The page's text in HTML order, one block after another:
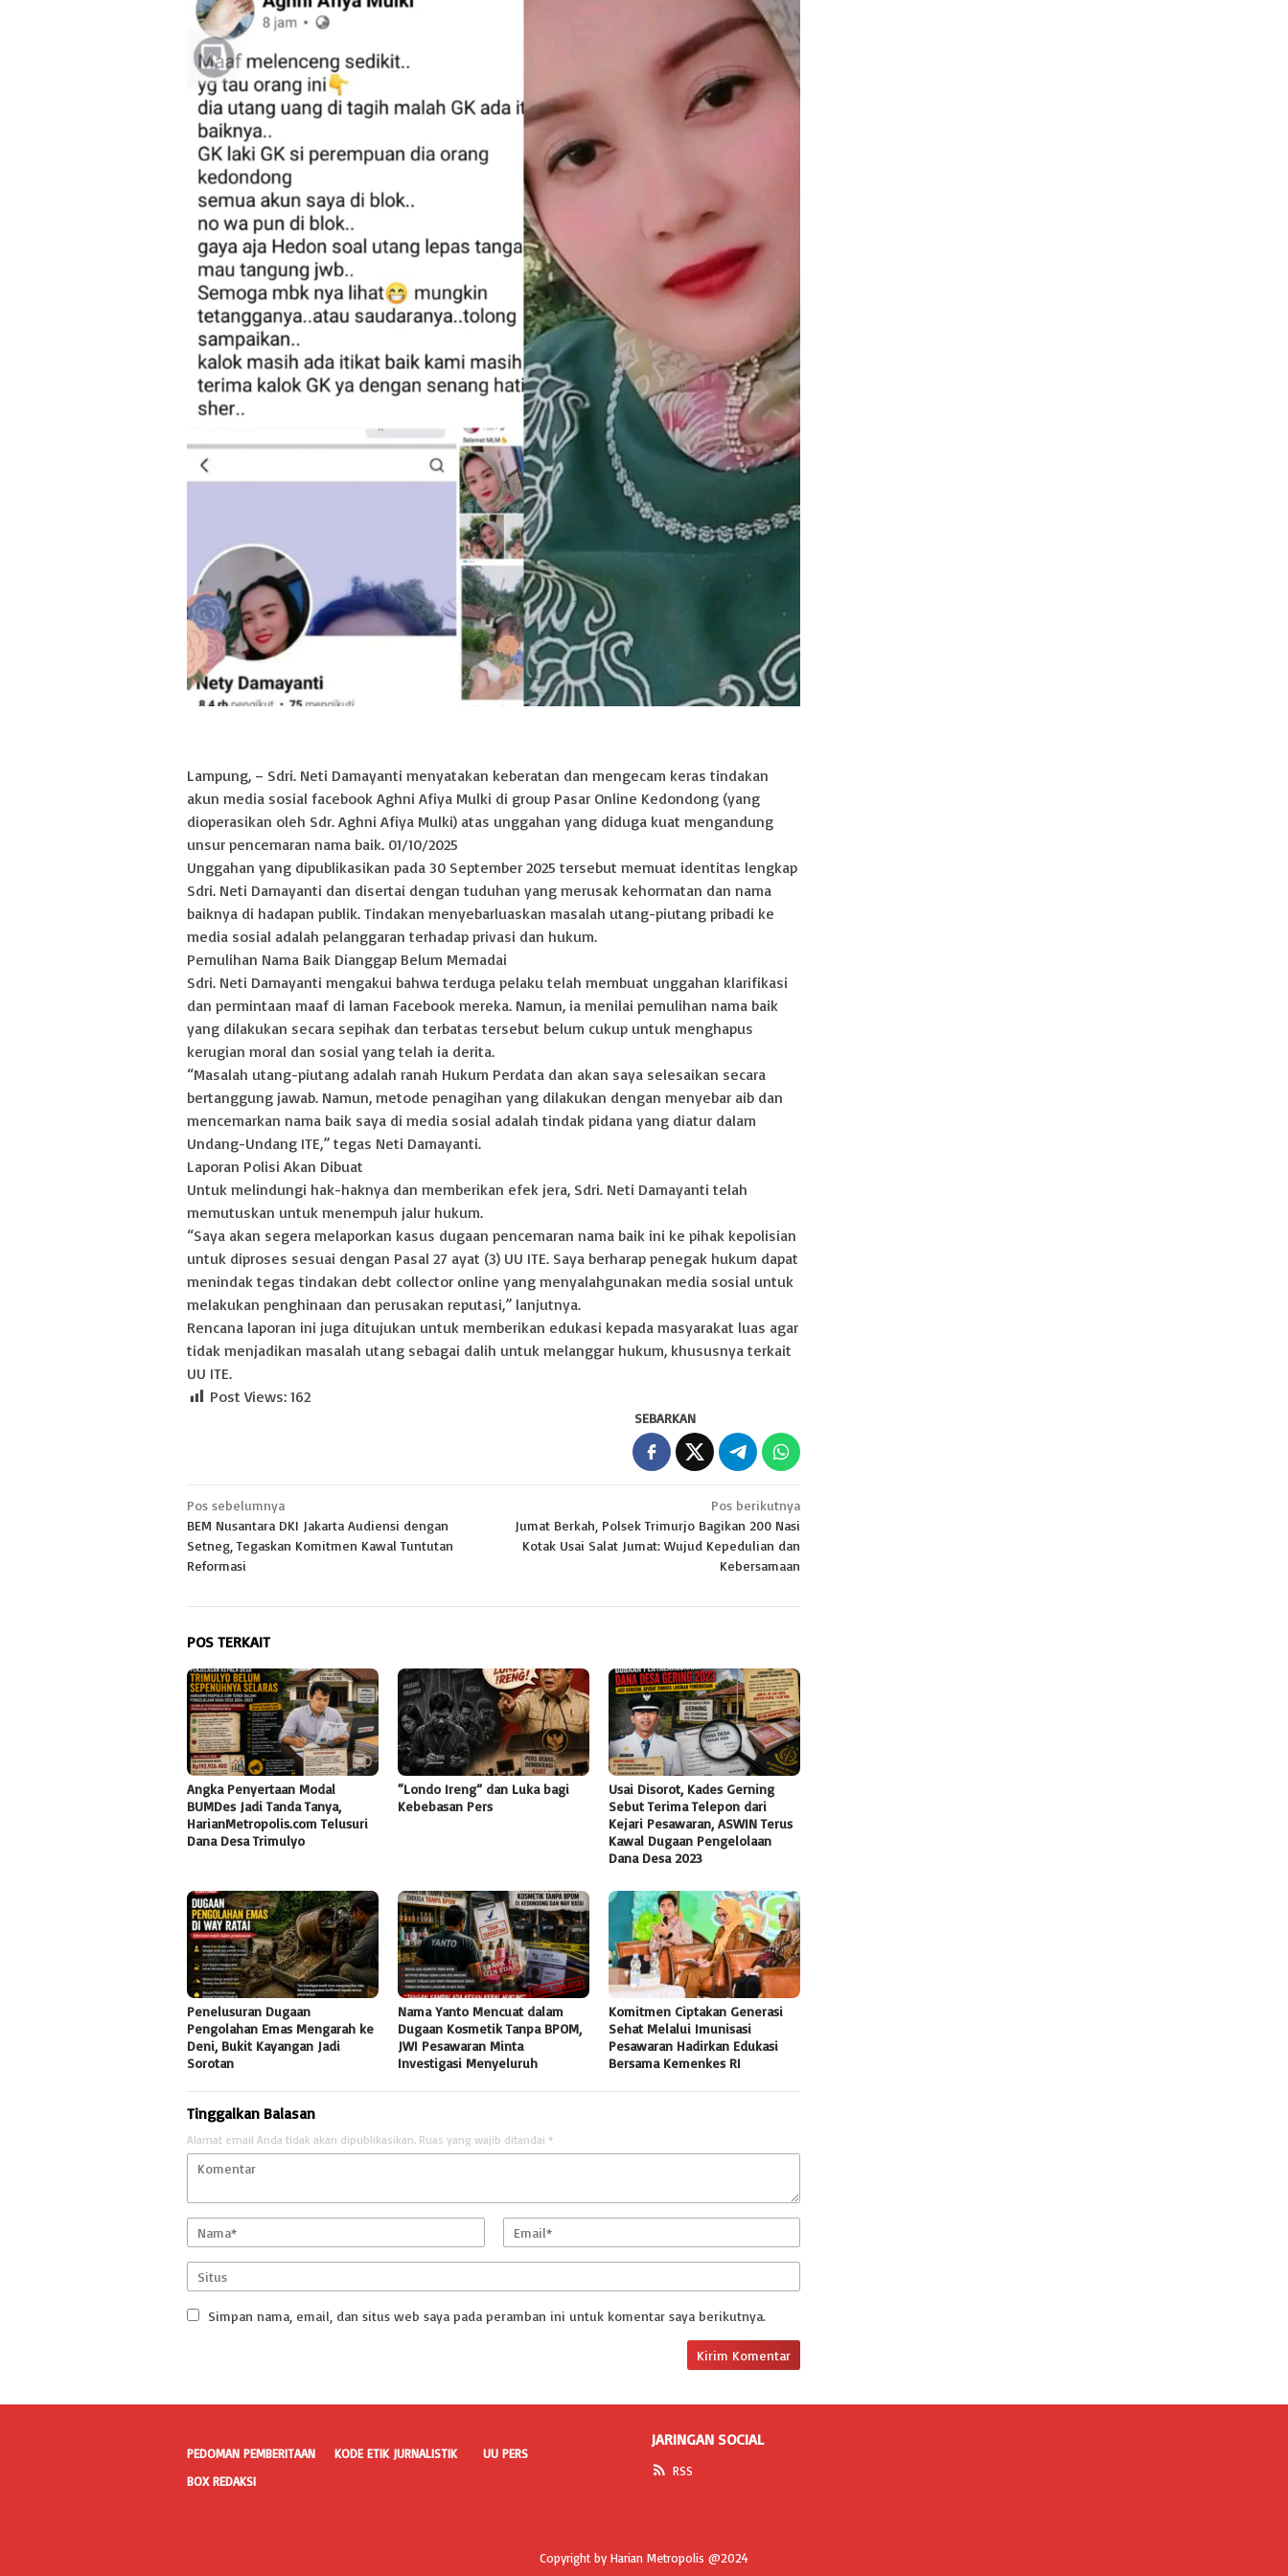
Lampung, – Sdri. Neti Damayanti menyatakan keberatan dan mengecam keras tindakan
akun media sosial facebook Aghni Afiya Mulki di group Pasar Online Kedondong (yang
dioperasikan oleh Sdr. Aghni Afiya Mulki) atas unggahan yang diduga kuat mengandung
unsur pencemaran nama baik. 01/10/2025
Unggahan yang dipublikasikan pada 30 September 2025 tersebut memuat identitas lengkap
Sdri. Neti Damayanti dan disertai dengan tuduhan yang merusak kehormatan dan nama
baiknya di hadapan publik. Tindakan menyebarluaskan masalah utang-piutang pribadi ke
media sosial adalah pelanggaran terhadap privasi dan hukum.
Pemulihan Nama Baik Dianggap Belum Memadai
Sdri. Neti Damayanti mengakui bahwa terduga pelaku telah membuat unggahan klarifikasi
dan permintaan maaf di laman Facebook mereka. Namun, ia menilai pemulihan nama baik
yang dilakukan secara sepihak dan terbatas tersebut belum cukup untuk menghapus
kerugian moral dan sosial yang telah ia derita.
“Masalah utang-piutang adalah ranah Hukum Perdata dan akan saya selesaikan secara
bertanggung jawab. Namun, metode penagihan yang dilakukan dengan menyebar aib dan
mencemarkan nama baik saya di media sosial adalah tindak pidana yang diatur dalam
Undang-Undang ITE,” tegas Neti Damayanti.
Laporan Polisi Akan Dibuat
Untuk melindungi hak-haknya dan memberikan efek jera, Sdri. Neti Damayanti telah
memutuskan untuk menempuh jalur hukum.
“Saya akan segera melaporkan kasus dugaan pencemaran nama baik ini ke pihak kepolisian
untuk diproses sesuai dengan Pasal 27 ayat (3) UU ITE. Saya berharap penegak hukum dapat
menindak tegas tindakan debt collector online yang menyalahgunakan media sosial untuk
melakukan penghinaan dan perusakan reputasi,” lanjutnya.
Rencana laporan ini juga ditujukan untuk memberikan edukasi kepada masyarakat luas agar
tidak menjadikan masalah utang sebagai dalih untuk melanggar hukum, khususnya terkait
UU ITE.
Post Views: 162
SEBARKAN
Navigasi
pos
Pos sebelumnya
BEM Nusantara DKI Jakarta Audiensi dengan
Setneg, Tegaskan Komitmen Kawal Tuntutan
Reformasi
Pos berikutnya
Jumat Berkah, Polsek Trimurjo Bagikan 200 Nasi
Kotak Usai Salat Jumat: Wujud Kepedulian dan
Kebersamaan
POS TERKAIT
Angka Penyertaan Modal
BUMDes Jadi Tanda Tanya,
HarianMetropolis.com Telusuri
Dana Desa Trimulyo
“Londo Ireng” dan Luka bagi
Kebebasan Pers
Usai Disorot, Kades Gerning
Sebut Terima Telepon dari
Kejari Pesawaran, ASWIN Terus
Kawal Dugaan Pengelolaan
Dana Desa 2023
Penelusuran Dugaan
Pengolahan Emas Mengarah ke
Deni, Bukit Kayangan Jadi
Sorotan
Nama Yanto Mencuat dalam
Dugaan Kosmetik Tanpa BPOM,
JWI Pesawaran Minta
Investigasi Menyeluruh
Komitmen Ciptakan Generasi
Sehat Melalui Imunisasi
Pesawaran Hadirkan Edukasi
Bersama Kemenkes RI
Tinggalkan Balasan
Alamat email Anda tidak akan dipublikasikan. Ruas yang wajib ditandai *
Simpan nama, email, dan situs web saya pada peramban ini untuk komentar saya berikutnya.
PEDOMAN PEMBERITAAN KODE ETIK JURNALISTIK
UU PERS
BOX REDAKSI
JARINGAN SOCIAL
RSS
Copyright by Harian Metropolis @2024